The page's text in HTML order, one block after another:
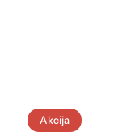
Akcija